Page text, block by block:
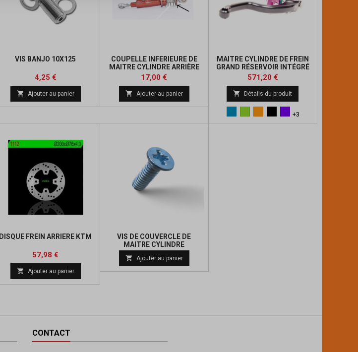
VIS BANJO 10X125
Prix
4,25 €Prix
base
 Ajouter au panier
COUPELLE INFERIEURE DE
MAITRE CYLINDRE ARRIÈRE
BERINGER ROUGE
Prix
17,00 €
 Ajouter au panier
MAITRE CYLINDRE DE FREIN
GRAND RÉSERVOIR INTÉGRÉ
BERINGER DROIT
Prix
571,20 €Prix
de
base
 Détails du produit
Violet
+3
DISQUE FREIN ARRIERE KTM
Prix
57,98 €
base
 Ajouter au panier
VIS DE COUVERCLE DE
MAITRE CYLINDRE
 Ajouter au panier
CONTACT